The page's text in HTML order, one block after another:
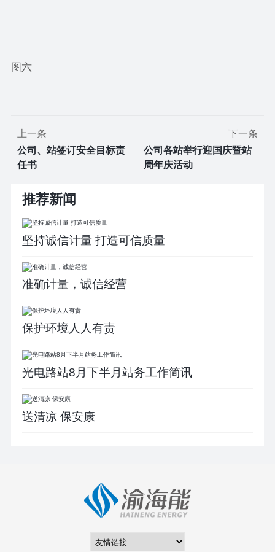
图六
上一条
公司、站签订安全目标责
任书
下一条
公司各站举行迎国庆暨站
周年庆活动
推荐新闻
坚持诚信计量 打造可信质量
准确计量，诚信经营
保护环境人人有责
光电路站8月下半月站务工作简讯
送清凉 保安康